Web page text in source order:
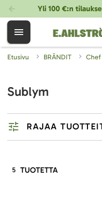
Yli 100 €:n
Etusivu BRÄNDIT
Sublym
5 TUOTETTA
RAJAA